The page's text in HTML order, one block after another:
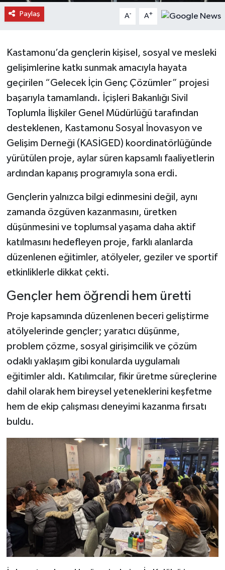
Paylaş A- A+
Kastamonu’da gençlerin kişisel, sosyal ve mesleki
gelişimlerine katkı sunmak amacıyla hayata
geçirilen “Gelecek İçin Genç Çözümler” projesi
başarıyla tamamlandı. İçişleri Bakanlığı Sivil
Toplumla İlişkiler Genel Müdürlüğü tarafından
desteklenen, Kastamonu Sosyal İnovasyon ve
Gelişim Derneği (KASİGED) koordinatörlüğünde
yürütülen proje, aylar süren kapsamlı faaliyetlerin
ardından kapanış programıyla sona erdi.
Gençlerin yalnızca bilgi edinmesini değil, aynı
zamanda özgüven kazanmasını, üretken
düşünmesini ve toplumsal yaşama daha aktif
katılmasını hedefleyen proje, farklı alanlarda
düzenlenen eğitimler, atölyeler, geziler ve sportif
etkinliklerle dikkat çekti.
Gençler hem öğrendi hem üretti
Proje kapsamında düzenlenen beceri geliştirme
atölyelerinde gençler; yaratıcı düşünme,
problem çözme, sosyal girişimcilik ve çözüm
odaklı yaklaşım gibi konularda uygulamalı
eğitimler aldı. Katılımcılar, fikir üretme süreçlerine
dahil olarak hem bireysel yeteneklerini keşfetme
hem de ekip çalışması deneyimi kazanma fırsatı
buldu.
İnebolu Haberleri
Merkez Haberleri
Pınarbaşı Haberleri
Şenpazar Haberleri
Seydiler Haberleri
Tosya Haberleri
Karadeniz Haberleri
Ulusal Haberler
Teknoloji Haberleri
Siyaset Haberleri
Dünya Haberleri
Yerel Haberler
Haber Arşivi